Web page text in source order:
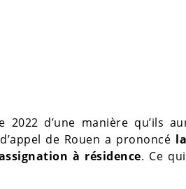
2022 d’une manière qu’ils
de Rouen a prononcé
à résidence. Ce